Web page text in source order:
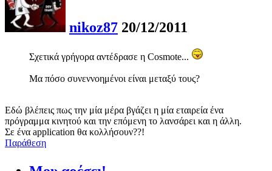
nikoz87 20/12/2011
Σχετικά γρήγορα αντέδρασε η Cosmote...
Μα πόσο συνεννοημένοι είναι μεταξύ τους?
Εδώ βλέπεις πως την μία μέρα βγάζει η μία εταιρεία ένα
πρόγραμμα κινητού και την επόμενη το λανσάρει και η άλλη.
Σε ένα application θα κολλήσουν??!
Παράθεση